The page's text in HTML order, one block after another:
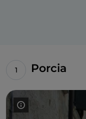
Porcia